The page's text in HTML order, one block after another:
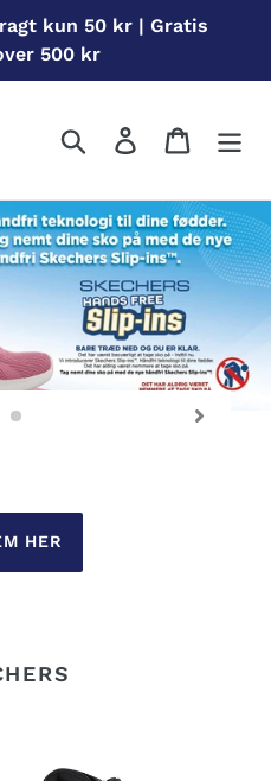
kun 50 kr | Gratis
500 kr
Søg Log ind
HER
BBK